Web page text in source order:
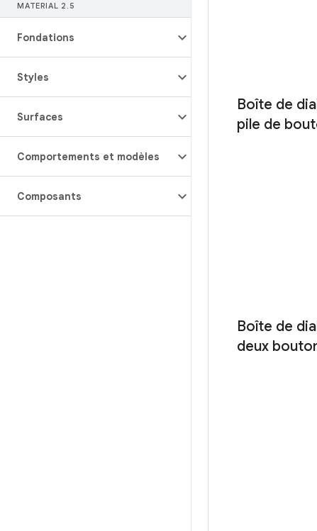
MATERIAL 2 . 5
Fondations
Styles
Surfaces
Comportements et modèles
Composants
Boîte de
pile de
Boîte de
deux